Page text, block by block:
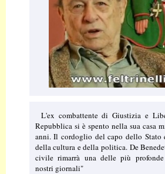
L'ex combattente di Giustizia e
Repubblica si è spento nella sua casa
anni. Il cordoglio del capo dello
della cultura e della politica. De
civile rimarrà una delle più
nostri giornali"